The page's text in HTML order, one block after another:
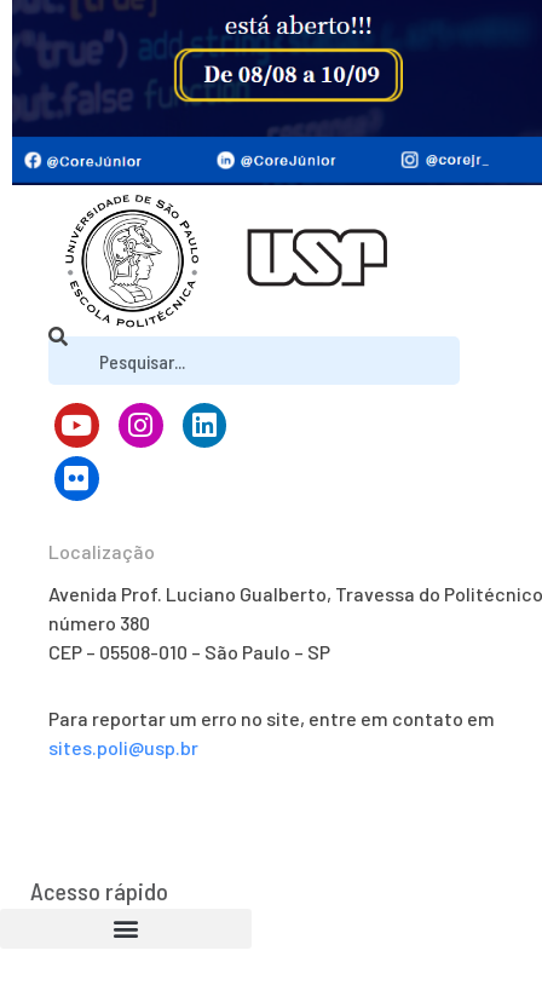
Localização
Avenida Prof. Luciano Gualberto, Travessa do
número 380
CEP – 05508-010 – São Paulo – SP
Para reportar um erro no site, entre em contato em
sites.poli@usp.br
Acesso rápido